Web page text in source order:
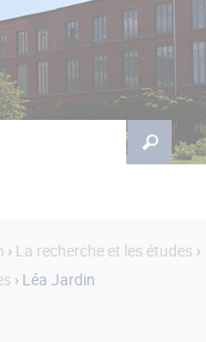
de
› La recherche et les études ›
› Léa Jardin